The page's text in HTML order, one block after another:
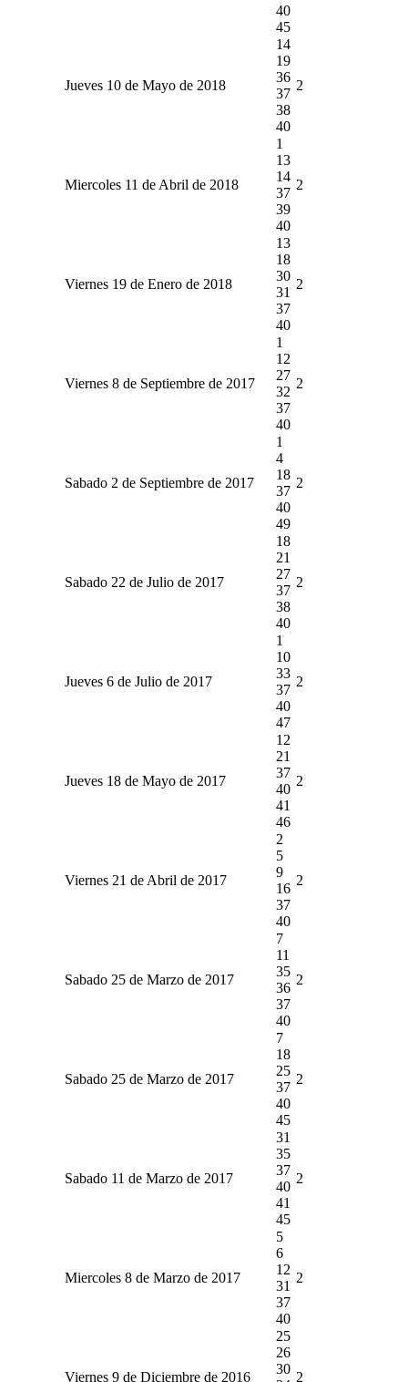
40
45
Jueves 10 de Mayo de 2018
14
19
36
37
38
40
2
Miercoles 11 de Abril de 2018
1
13
14
37
39
40
2
Viernes 19 de Enero de 2018
13
18
30
31
37
40
2
Viernes 8 de Septiembre de 2017
1
12
27
32
37
40
2
Sabado 2 de Septiembre de 2017
1
4
18
37
40
49
2
Sabado 22 de Julio de 2017
18
21
27
37
38
40
2
Jueves 6 de Julio de 2017
1
10
33
37
40
47
2
Jueves 18 de Mayo de 2017
12
21
37
40
41
46
2
Viernes 21 de Abril de 2017
2
5
9
16
37
40
2
Sabado 25 de Marzo de 2017
7
11
35
36
37
40
2
Sabado 25 de Marzo de 2017
7
18
25
37
40
45
2
Sabado 11 de Marzo de 2017
31
35
37
40
41
45
2
Miercoles 8 de Marzo de 2017
5
6
12
31
37
40
2
Viernes 9 de Diciembre de 2016
25
26
30
2